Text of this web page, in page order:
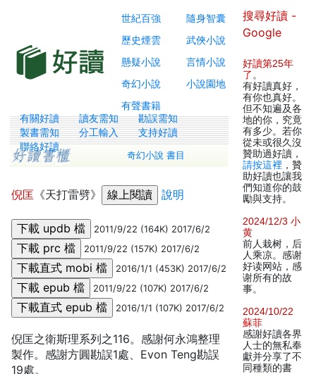
世紀百強
隨身智囊
歷史煙雲
武俠小說
懸疑小說
言情小說
奇幻小說
小說園地
有聲書籍
有關好讀 讀友需知
勘誤需知
製書需知
分工輸入
支持好讀
聯絡好讀
奇幻小說 書目
倪匡 《天打雷劈》 說明
2011/9/22 (164K) 2017/6/2
2011/9/22 (157K) 2017/6/2
2016/1/1 (453K) 2017/6/2
2011/9/22 (107K) 2017/6/2
2016/1/1 (107K) 2017/6/2
倪匡之衛斯理系列之116。感謝何永鴻整理
製作。感謝方圓勘誤1處、Evon Teng勘誤
19處。
搜尋好讀 -
Google
好讀第25年
了 。
有好讀真好，
有你也真好。
但不知遍及各
地的你，究竟
有多少。若你
從未或很久沒
贊助過好讀，
請按這裡 ，贊
助好讀也讓我
們知道你的鼓
勵與支持。
2024/12/3 小
黄
前人栽树，后
人乘凉。感谢
好读网站，感
谢所有的故
事。
2024/10/22
蘇菲
感謝好讀各界
人士的無私奉
獻并分享了不
同種類的書